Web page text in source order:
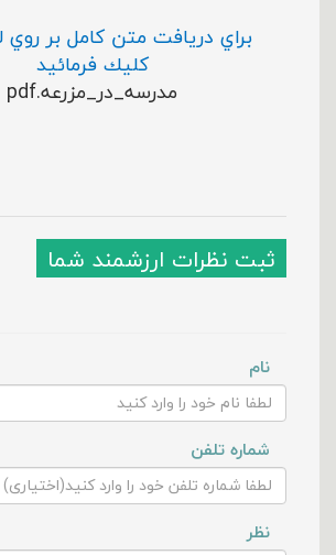
براي دريافت متن كامل بر روي
كليك فرمائيد
مدرسه_در_مزرعه.pdf
ثبت نظرات ارزشمند شما
نام
شماره تلفن
نظر